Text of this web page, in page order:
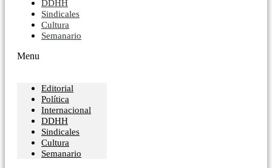
DDHH
Sindicales
Cultura
Semanario
Menu
Editorial
Política
Internacional
DDHH
Sindicales
Cultura
Semanario